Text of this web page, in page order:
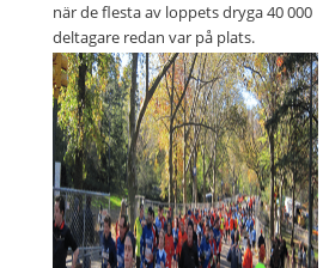
när de flesta av loppets dryga 40 000
deltagare redan var på plats.